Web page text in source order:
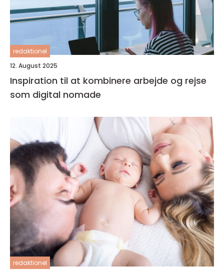
redaktionel
12. August 2025
Inspiration til at kombinere arbejde og rejse
som digital nomade
redaktionel